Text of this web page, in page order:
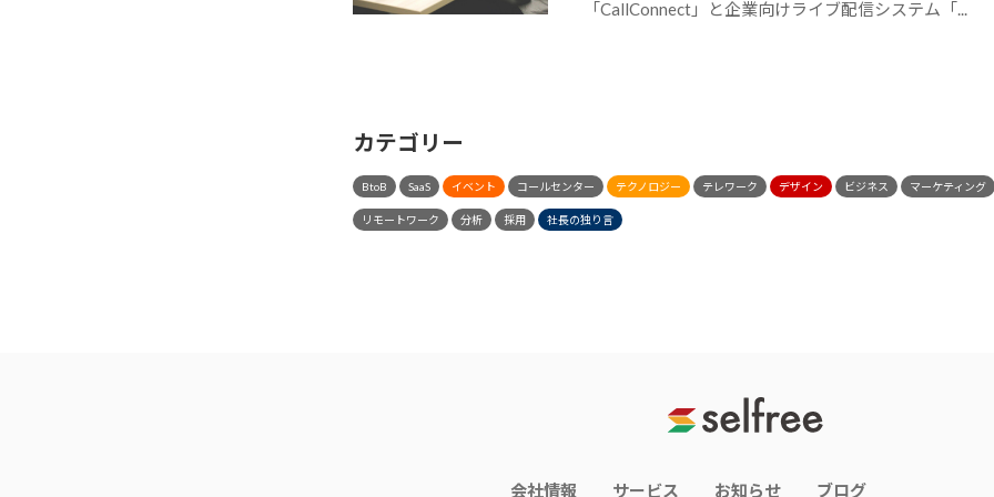
「CallConnect」と企業向けライブ配信システム「...
カテゴリー
BtoB SaaS イベント コールセンター テクノロジー テレワーク デザイン ビジネス マーケティング
リモートワーク 分析 採用 社長の独り言
会社情報 サービス お知らせ ブログ